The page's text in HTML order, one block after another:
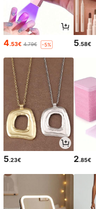
4.53€ 4.79€ -5% 5.58€
5.23€ 2.85€